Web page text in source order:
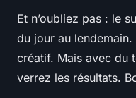
Et n’oubliez pas : le
du jour au
créatif. Mais avec du
verrez les résultats.